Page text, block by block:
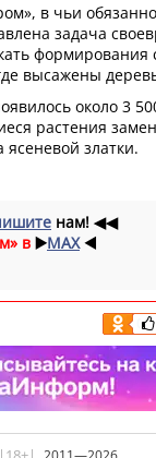
в чьи
задача
формирования
высажены
около 3
растения
златки.
нам! ◀◀
в ▶️MAX ◀️